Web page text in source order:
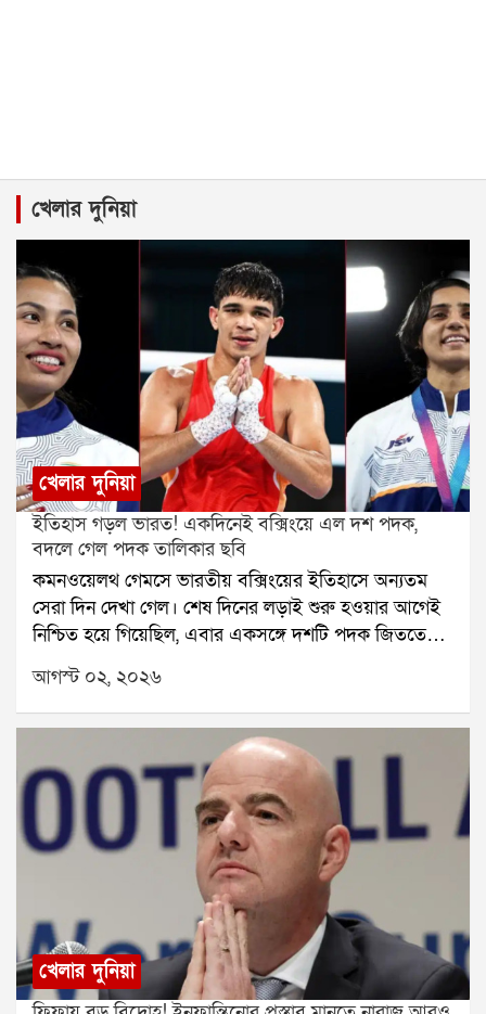
খেলার দুনিয়া
খেলার দুনিয়া
ইতিহাস গড়ল ভারত! একদিনেই বক্সিংয়ে এল দশ পদক,
বদলে গেল পদক তালিকার ছবি
কমনওয়েলথ গেমসে ভারতীয় বক্সিংয়ের ইতিহাসে অন্যতম
সেরা দিন দেখা গেল। শেষ দিনের লড়াই শুরু হওয়ার আগেই
নিশ্চিত হয়ে গিয়েছিল, এবার একসঙ্গে দশটি পদক জিততে
চলেছেন ভারতের বক্সাররা। এর আগে কমনওয়েলথ গেমসে
ভারত কখনও বক্সিংয়ে এত বেশি পদক জিততে পারেনি। তাই
শুরু থেকেই এই সাফল্য ইতিহাসের পাতায় জায়গা করে নেয়।
শেষ পর্যন্ত ভারতের ঝুলিতে আসে মোট দশটি পদক। তার
মধ্যে রয়েছে সাতটি সোনা এবং তিনটি রুপো। এই দুরন্ত
সাফল্যের ফলে বক্সিংয়ে প্রতিযোগিতার অন্যতম সফল দেশ
হিসেবে শেষ করল ভারত। আগামী কমনওয়েলথ গেমসের
আগে এই ফল ভারতীয় বক্সিংয়ের আত্মবিশ্বাস আরও
অনেকটাই বাড়িয়ে দিল।মহিলা বক্সারদের পারফরম্যান্স ছিল
চোখে পড়ার মতো। সাক্ষী চৌধুরী, প্রীতি পাওয়ার, জ্যাসমিন
ল্যাম্বোরিয়া, লাভলিনা বরগোহাঁই এবং প্রিয়া মানহাস নিজেদের
দুরন্ত লড়াইয়ে পদক জিতে দেশের মুখ উজ্জ্বল করেছেন।
তাঁদের ধারাবাহিক সাফল্য আবারও প্রমাণ করল, আন্তর্জাতিক
আগস্ট ০২, ২০২৬
খেলার দুনিয়া